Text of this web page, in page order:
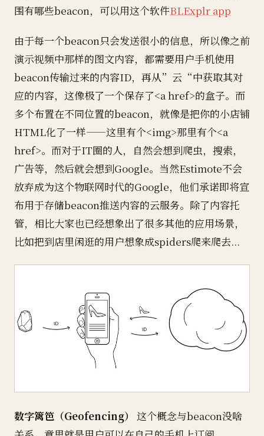
围有哪些beacon，可以用这个软件BLExplr app
由于每一个beacon只会发送很小的信息，所以像之前
演示视频中那样的图文内容，都需要用户手机使用
beacon传输过来的内容ID，再从”云“中获取其对
应的内容，这像极了一个保存了<a href>的盒子。而
多个布置在不同位置的beacon，就像是把你的小店铺
HTML化了一样——这里有个<img>那里有个<a
href>。而对于IT圈的人，自然会想到爬虫，搜索，
广告等，然后就会想到Google。当然Estimote不会
放弃成为这个物联网时代的Google，他们承诺即将宣
布用于存储beacon推送内容的云服务。除了内容托
管，相比大家也已经想象出了很多其他的应用场景，
比如把到店里闲逛的用户想象成spiders爬来爬去...
数字篱笆（Geofencing） 这个概念与beacon没啥